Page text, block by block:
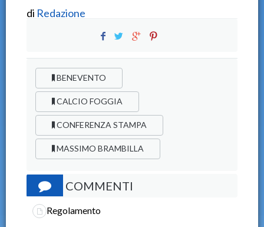
di Redazione
BENEVENTO
CALCIO FOGGIA
CONFERENZA STAMPA
MASSIMO BRAMBILLA
COMMENTI
Regolamento